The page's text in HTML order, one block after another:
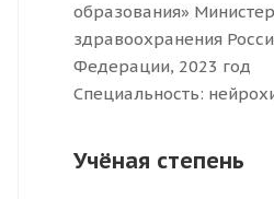
образования»
здравоохранения
Федерации, 2023 год
Специальность:
Учёная степень